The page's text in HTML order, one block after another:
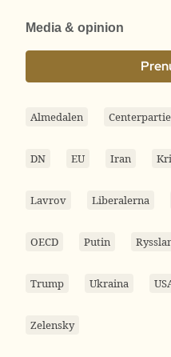
Media & opinion
Almedalen
DN EU Iran
Lavrov Liberalerna
OECD Putin
Trump Ukraina
Zelensky